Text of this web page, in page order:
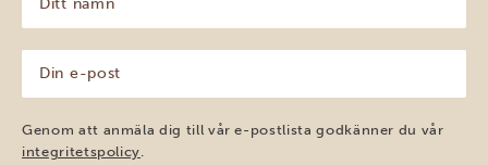
namn
(Obligatoriskt)
post
(Obligatoriskt)
Genom att anmäla dig till vår e-postlista godkänner du vår
integritetspolicy